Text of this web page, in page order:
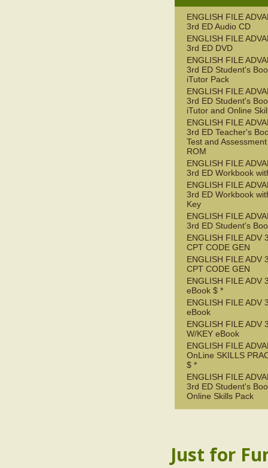
ENGLISH FILE
3rd ED Audio CD
ENGLISH FILE
3rd ED DVD
ENGLISH FILE
3rd ED Student's
iTutor Pack
ENGLISH FILE
3rd ED Student's
iTutor and Online
ENGLISH FILE
3rd ED Teacher's
Test and
ROM
ENGLISH FILE
3rd ED Workbook
ENGLISH FILE
3rd ED Workbook
Key
ENGLISH FILE
3rd ED Student's
ENGLISH FILE ADV
CPT CODE GEN
ENGLISH FILE ADV
CPT CODE GEN
ENGLISH FILE ADV
eBook $ *
ENGLISH FILE ADV
eBook
ENGLISH FILE ADV
W/KEY eBook
ENGLISH FILE
OnLine SKILLS
$ *
ENGLISH FILE
3rd ED Student's
Online Skills Pack
Just for